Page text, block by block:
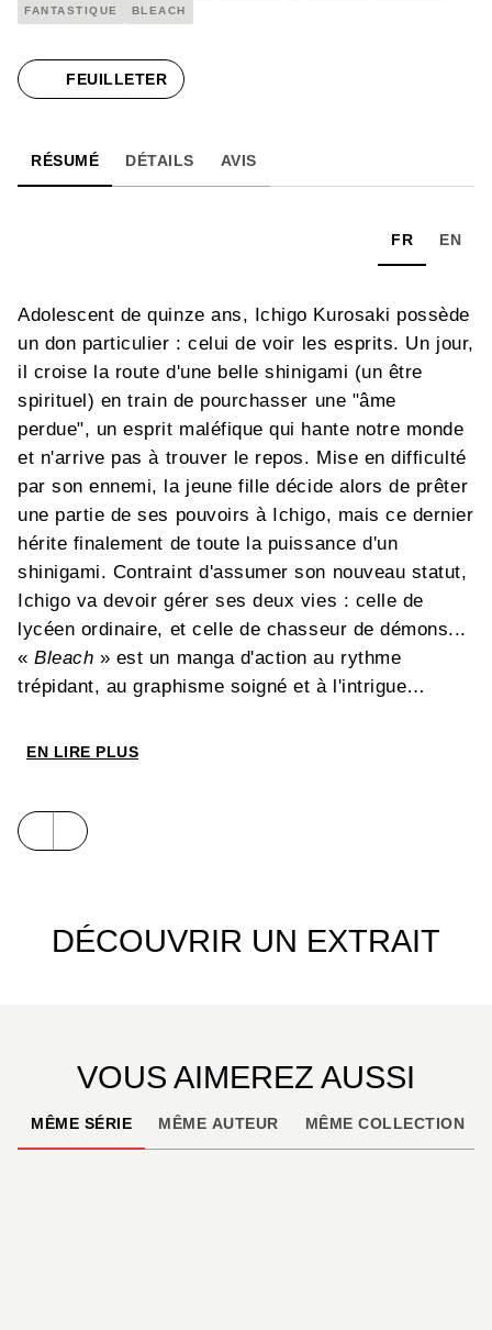
FANTASTIQUE BLEACH
FEUILLETER
RÉSUMÉ DÉTAILS AVIS
FR EN
Adolescent de quinze ans, Ichigo Kurosaki possède
un don particulier : celui de voir les esprits. Un jour,
il croise la route d'une belle shinigami (un être
spirituel) en train de pourchasser une "âme
perdue", un esprit maléfique qui hante notre monde
et n'arrive pas à trouver le repos. Mise en difficulté
par son ennemi, la jeune fille décide alors de prêter
une partie de ses pouvoirs à Ichigo, mais ce dernier
hérite finalement de toute la puissance d'un
shinigami. Contraint d'assumer son nouveau statut,
Ichigo va devoir gérer ses deux vies : celle de
lycéen ordinaire, et celle de chasseur de démons...
«Bleach » est un manga d'action au rythme
trépidant, au graphisme soigné et à l'intrigue
EN LIRE PLUS
DÉCOUVRIR UN EXTRAIT
VOUS AIMEREZ AUSSI
MÊME SÉRIE MÊME AUTEUR MÊME COLLECTION